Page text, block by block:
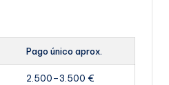
Pago único aprox.
2.500–3.500 €